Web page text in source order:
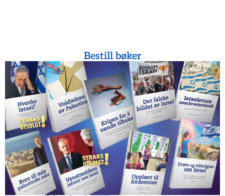
Bestill bøker